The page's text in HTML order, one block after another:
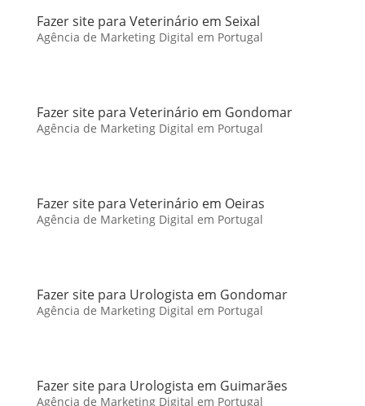
Fazer site para Veterinário em Seixal
Agência de Marketing Digital em Portugal
Fazer site para Veterinário em Gondomar
Agência de Marketing Digital em Portugal
Fazer site para Veterinário em Oeiras
Agência de Marketing Digital em Portugal
Fazer site para Urologista em Gondomar
Agência de Marketing Digital em Portugal
Fazer site para Urologista em Guimarães
Agência de Marketing Digital em Portugal